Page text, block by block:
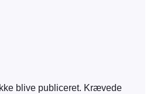
blive publiceret. Krævede